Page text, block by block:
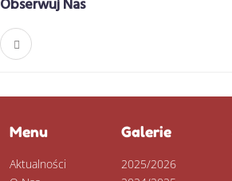
Obserwuj Nas
Menu
Aktualności
Galerie
2025/2026